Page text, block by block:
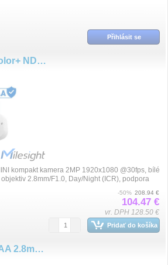
Přihlásit se
MS-C2964-UPD/J Color+ NDAA 2.8mm 2MP/30fps AI IP
kompakt kamera 2MP 1920x1080 @30fps, bílé
2.8mm/F1.0, Day/Night (ICR), podpora
-50% 208.94 €
104.47 €
vr. DPH 128.50 €
Pridať do košíka
MS-C2975-PD/J NDAA 2.8mm 2MP/30fps DOME kamera, základna